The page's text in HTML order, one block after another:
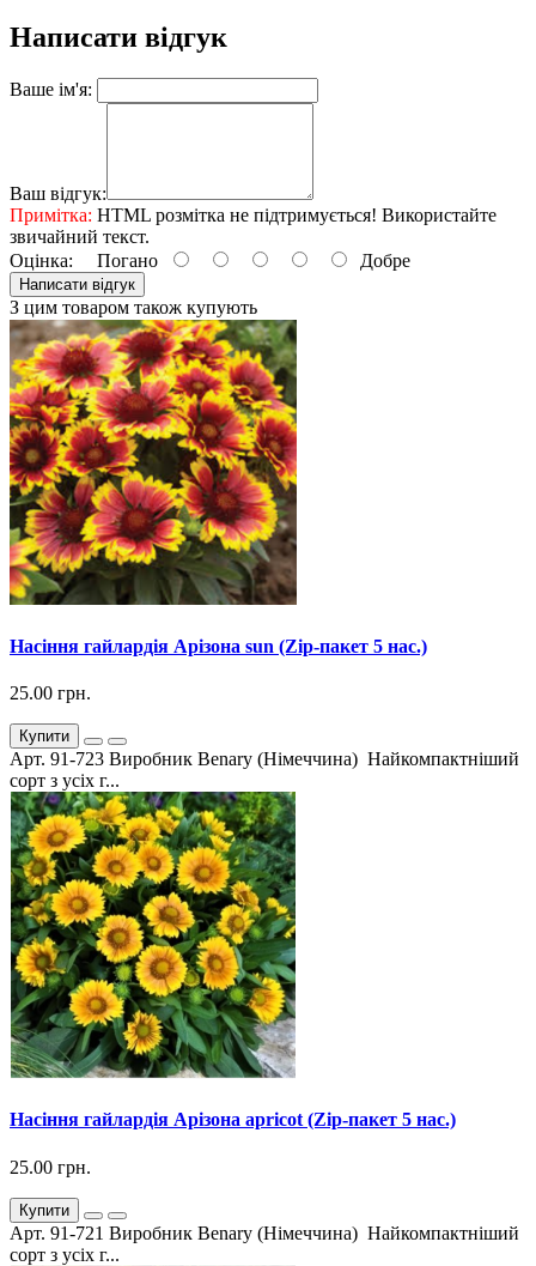
Написати відгук
Ваше ім'я:
Ваш відгук:
Примітка: HTML розмітка не підтримується! Використайте
звичайний текст.
Оцінка: Погано Добре
Написати відгук
З цим товаром також купують
Насіння гайлардія Арізона sun (Zip-пакет 5 нас.)
25.00 грн.
Купити
Арт. 91-723 Виробник Benary (Німеччина) Найкомпактніший
сорт з усіх г...
Насіння гайлардія Арізона apricot (Zip-пакет 5 нас.)
25.00 грн.
Купити
Арт. 91-721 Виробник Benary (Німеччина) Найкомпактніший
сорт з усіх г...